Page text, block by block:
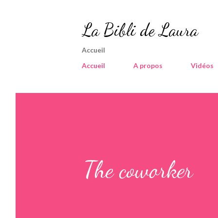
La Bibli de Laura
Accueil
Accueil
A propos Vidéos
The coworker